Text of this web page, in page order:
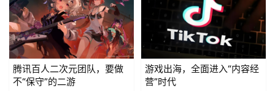
腾讯百人二次元团队，要做
不“保守”的二游
游戏出海，全面进入“内容经
营”时代